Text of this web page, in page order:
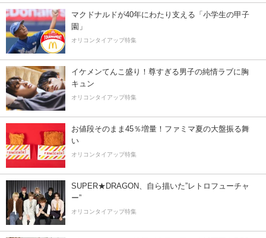
マクドナルドが40年にわたり支える「小学生の甲子
園」
オリコンタイアップ特集
イケメンてんこ盛り！尊すぎる男子の純情ラブに胸
キュン
オリコンタイアップ特集
お値段そのまま45％増量！ファミマ夏の大盤振る舞
い
オリコンタイアップ特集
SUPER★DRAGON、自ら描いた”レトロフューチャ
ー”
オリコンタイアップ特集